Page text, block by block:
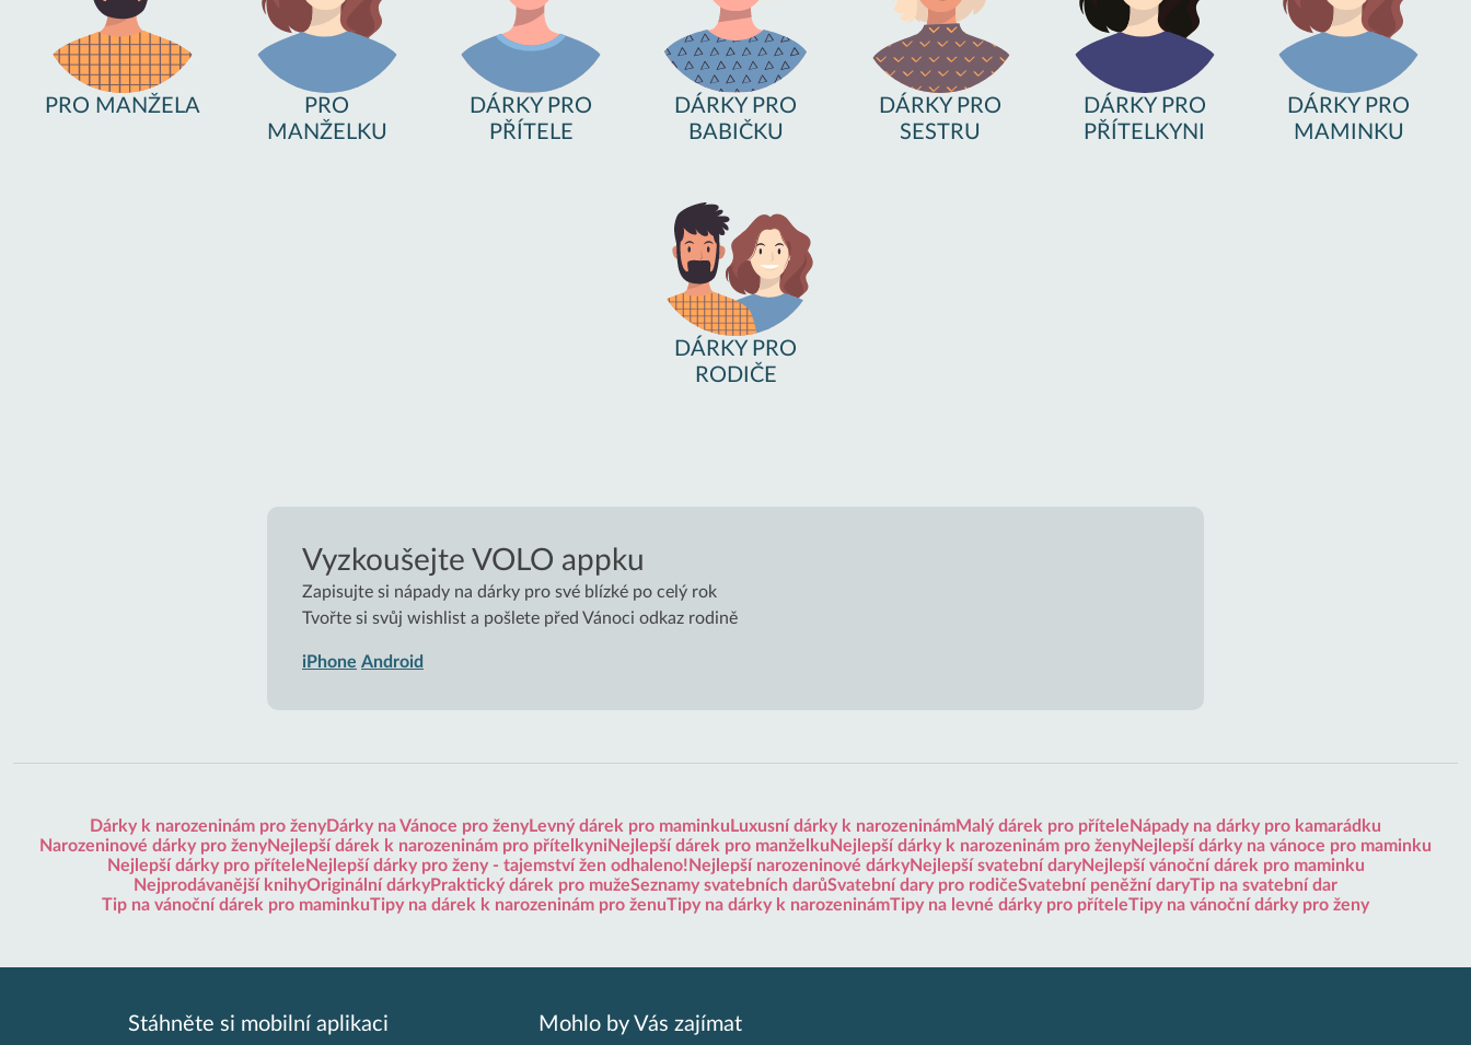
PRO MANŽELA
PRO
MANŽELKU
DÁRKY PRO
PŘÍTELE
DÁRKY PRO
BABIČKU
DÁRKY PRO
SESTRU
DÁRKY PRO
PŘÍTELKYNI
DÁRKY PRO
MAMINKU
DÁRKY PRO
RODIČE
Vyzkoušejte VOLO appku
Zapisujte si nápady na dárky pro své blízké po celý rok
Tvořte si svůj wishlist a pošlete před Vánoci odkaz rodině
iPhone Android
Dárky k narozeninám pro ženyDárky na Vánoce pro ženyLevný dárek pro maminku Luxusní dárky k narozeninámMalý dárek pro přítele Nápady na dárky pro kamarádku
Narozeninové dárky pro ženyNejlepší dárek k narozeninám pro přítelkyniNejlepší dárek pro manželku Nejlepší dárky k narozeninám pro ženyNejlepší dárky na vánoce pro maminku
Nejlepší dárky pro přítele Nejlepší dárky pro ženy - tajemství žen odhaleno! Nejlepší narozeninové dárkyNejlepší svatební daryNejlepší vánoční dárek pro maminku
Nejprodávanější knihyOriginální dárkyPraktický dárek pro mužeSeznamy svatebních darůSvatební dary pro rodičeSvatební peněžní daryTip na svatební dar
Tip na vánoční dárek pro maminkuTipy na dárek k narozeninám pro ženuTipy na dárky k narozeninámTipy na levné dárky pro příteleTipy na vánoční dárky pro ženy
Stáhněte si mobilní aplikaci Mohlo by Vás zajímat